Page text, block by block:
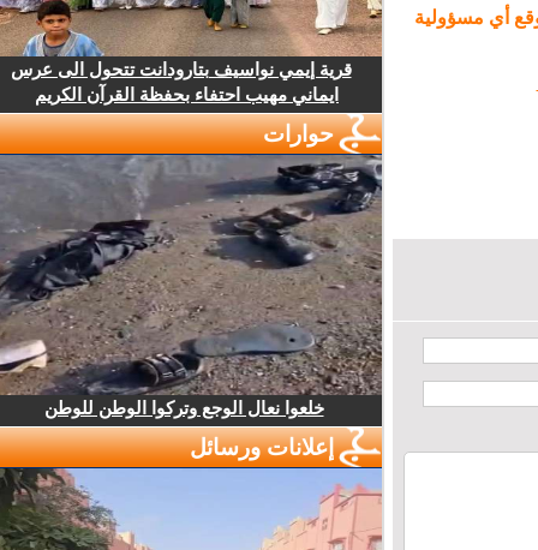
أي مسؤولية
قرية إيمي نواسيف بتارودانت تتحول الى عرس
ايماني مهيب احتفاء بحفظة القرآن الكريم
حوارات
خلعوا نعال الوجع وتركوا الوطن للوطن
إعلانات ورسائل